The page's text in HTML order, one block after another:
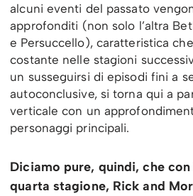
alcuni eventi del passato
approfonditi (non solo l’altra
e Persuccello), caratteristica
costante nelle stagioni
un susseguirsi di episodi fini a
autoconclusive, si torna qui a
verticale con un
personaggi principali.
Diciamo pure, quindi, che
quarta stagione, Rick and